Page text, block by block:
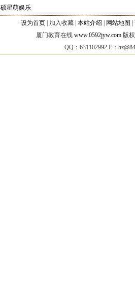
硕星萌娱乐
设为首页 加入收藏 | 本站介绍 网站地图
厦门教育在线 www.0592jyw.com版权
QQ：631102992 E：